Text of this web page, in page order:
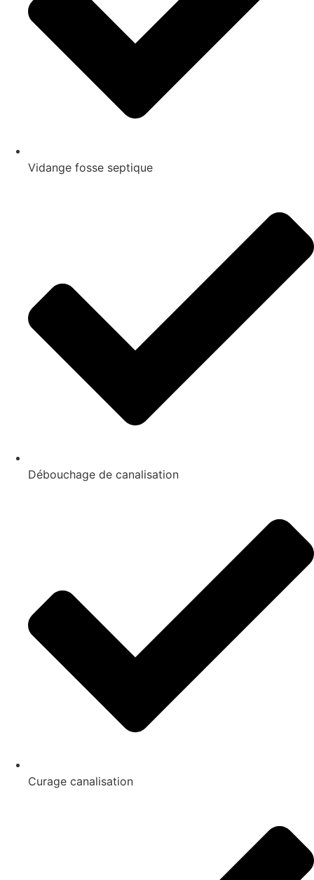
Vidange fosse septique
Débouchage de canalisation
Curage canalisation